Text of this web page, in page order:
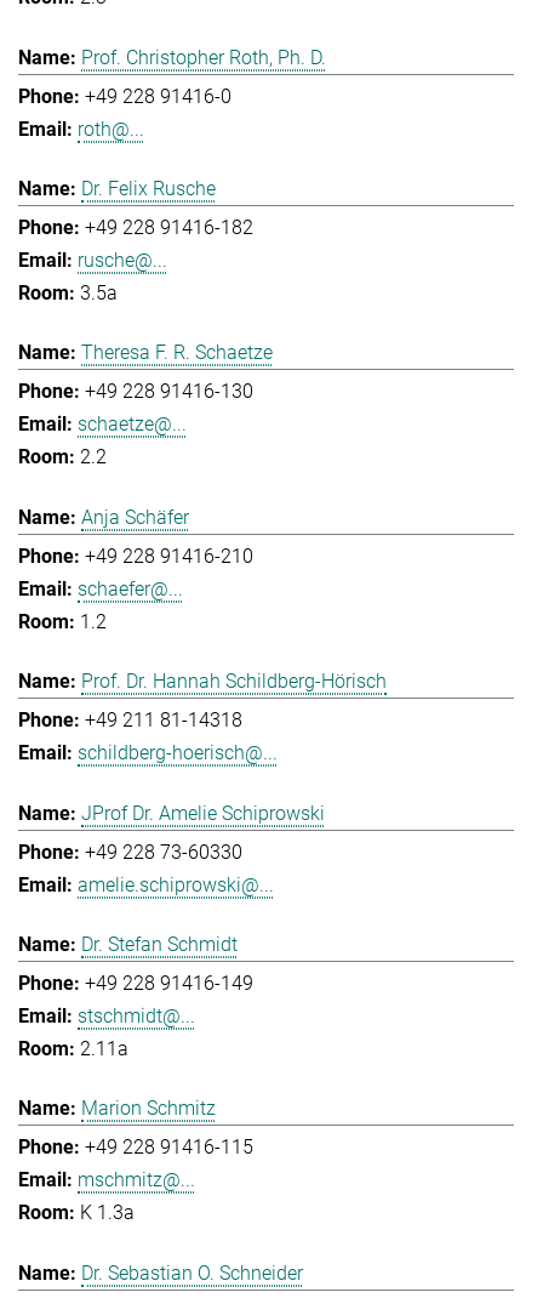
Prof. Christopher Roth, Ph. D.
+49 228 91416-0
roth@...
Dr. Felix Rusche
+49 228 91416-182
rusche@...
3.5a
Theresa F. R. Schaetze
+49 228 91416-130
schaetze@...
2.2
Anja Schäfer
+49 228 91416-210
schaefer@...
1.2
Prof. Dr. Hannah Schildberg-Hörisch
+49 211 81-14318
schildberg-hoerisch@...
JProf Dr. Amelie Schiprowski
+49 228 73-60330
amelie.schiprowski@...
Dr. Stefan Schmidt
+49 228 91416-149
stschmidt@...
2.11a
Marion Schmitz
+49 228 91416-115
mschmitz@...
K 1.3a
Dr. Sebastian O. Schneider